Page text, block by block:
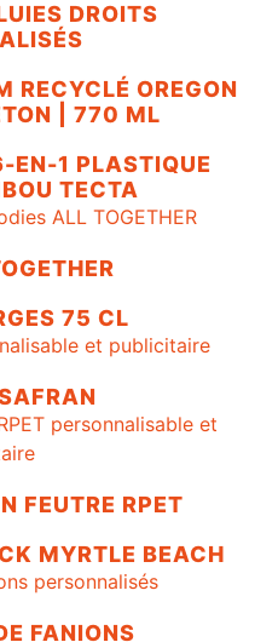
DROITS
RECYCLÉ OREGON
| 770 ML
EN-1 PLASTIQUE
TECTA
75 CL
FEUTRE RPET
MYRTLE BEACH
FANIONS